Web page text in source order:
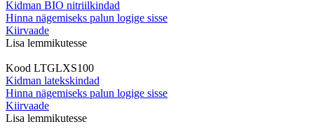
Kidman BIO nitriilkindad
Hinna nägemiseks palun logige sisse
Kiirvaade
Lisa lemmikutesse
Kood LTGLXS100
Kidman latekskindad
Hinna nägemiseks palun logige sisse
Kiirvaade
Lisa lemmikutesse